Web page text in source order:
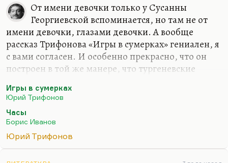
От имени девочки только у Сусанны
Георгиевской вспоминается, но там не от
имени девочки, глазами девочки. А вообще
рассказ Трифонова «Игры в сумерках» гениален, я
с вами согласен. И особенно прекрасно, что он
построен в той же манере, что тургеневские
подростка, мы не понимаем, почему этот
подросток…
То есть мы не понимаем девяносто процентов
происходящего, потому что подросток не
Василька, а он подозревает, что Василек
Игры в сумерках
Юрий Трифонов
Часы
Борис Иванов
Юрий Трифонов